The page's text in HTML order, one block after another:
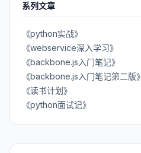
系列文章
《python实战》
《webservice深入学习》
《backbone.js入门笔记》
《backbone.js入门笔记第二版》
《读书计划》
《python面试记》